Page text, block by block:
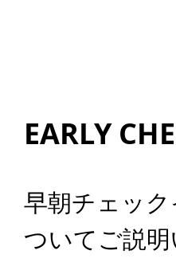
EARLY
早朝チェッ
ついてご説明